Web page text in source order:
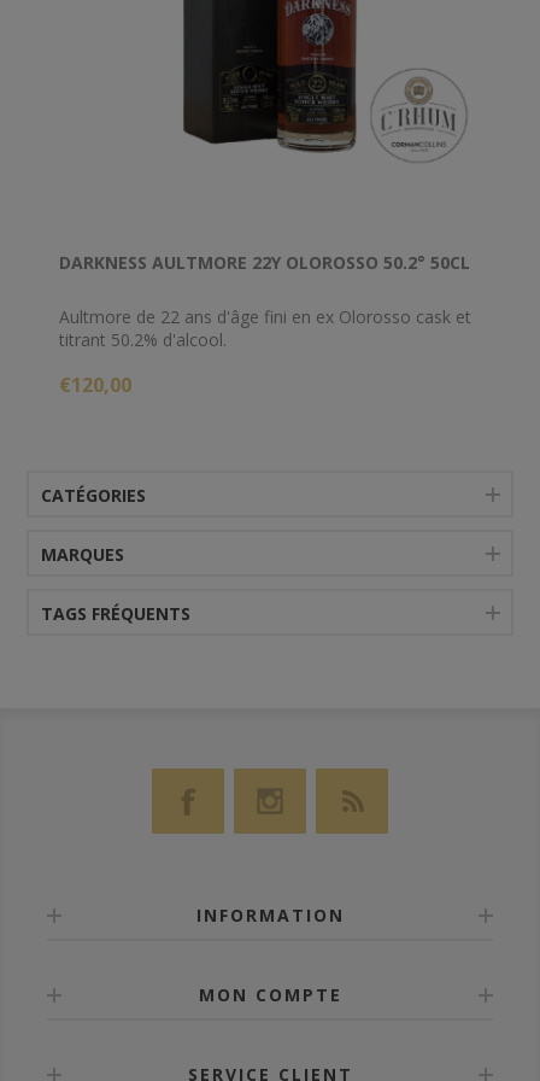
DARKNESS AULTMORE 22Y OLOROSSO 50.2° 50CL
Aultmore de 22 ans d'âge fini en ex Olorosso cask et
titrant 50.2% d'alcool.
€120,00
CATÉGORIES
MARQUES
TAGS FRÉQUENTS
INFORMATION
MON COMPTE
SERVICE CLIENT